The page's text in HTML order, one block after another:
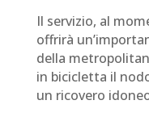
Il servizio, al
offrirà
della
in bicicletta il
un ricovero